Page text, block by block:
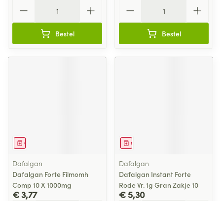
Bestel Bestel
Geneesmiddel
Dafalgan
Dafalgan Forte Filmomh
Comp 10 X 1000mg
€ 3,77
Geneesmiddel
Dafalgan
Dafalgan Instant Forte
Rode Vr. 1g Gran Zakje 10
€ 5,30